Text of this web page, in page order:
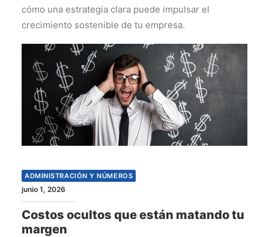
cómo una estrategia clara puede impulsar el
crecimiento sostenible de tu empresa.
ADMINISTRACIÓN Y NÚMEROS
junio 1, 2026
Costos ocultos que están matando tu
margen